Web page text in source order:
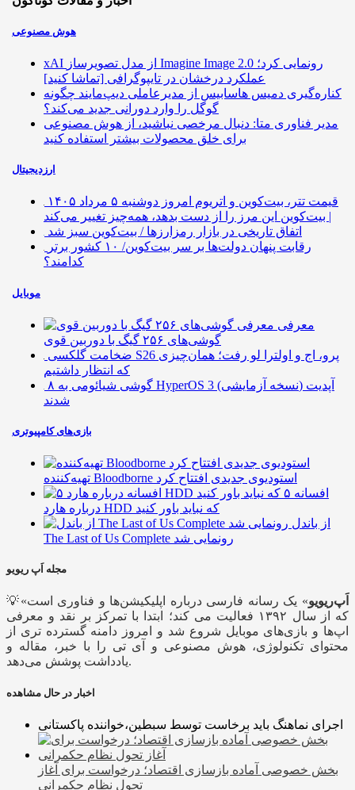
هوش مصنوعی
xAI از مدل تصویرساز Imagine Image 2.0 رونمایی کرد؛
عملکرد درخشان در تایپوگرافی [تماشا کنید]
کناره‌گیری دمیس هاسابیس از مدیرعاملی دیپ‌مایند چگونه
گوگل را وارد دورانی جدید می‌کند؟
مدیر فناوری متا: دنبال مرخصی نباشید، از هوش مصنوعی
برای خلق محصولات بیشتر استفاده کنید
ارزدیجیتال
قیمت تتر، بیت‌کوین و اتریوم امروز دوشنبه ۵ مرداد ۱۴۰۵
| بیت‌کوین این مرز را از دست بدهد، همه‌چیز تغییر می‌کند
اتفاق تاریخی در بازار رمزارزها / بیت‌کوین سبز شد
رقابت پنهان دولت‌ها بر سر بیت‌کوین/ ۱۰ کشور برتر
کدامند؟
موبایل
معرفی
گوشی‌های ۲۵۶ گیگ با دوربین قوی
ضخامت گلکسی S26 پرو، اج و اولترا لو رفت؛ همان‌چیزی
که انتظار داشتیم
۸ گوشی شیائومی به HyperOS 3 (نسخه آزمایشی) آپدیت
شدند
بازی‌های کامپیوتری
تهیه‌کننده Bloodborne استودیوی جدیدی افتتاح کرد
۵ افسانه
درباره هارد HDD که نباید باور کنید
از باندل
The Last of Us Complete رونمایی شد
مجله اَپ ریویو
💡« اَپ‌ریویو» یک رسانه فارسی درباره اپلیکیشن‌ها و فناوری است
که از سال ۱۳۹۲ فعالیت می کند؛ ابتدا با تمرکز بر نقد و معرفی
اپ‌ها و بازی‌های موبایل شروع شد و امروز دامنه گسترده تری از
محتوای تکنولوژی، هوش مصنوعی و آی تی را با خبر، مقاله و
یادداشت پوشش می‌دهد.
اخبار در حال مشاهده
اجرای نماهنگ باید برخاست توسط سبطین،خواننده پاکستانی
بخش خصوصی آماده بازسازی اقتصاد؛ درخواست برای آغاز
تحول نظام حکمرانی